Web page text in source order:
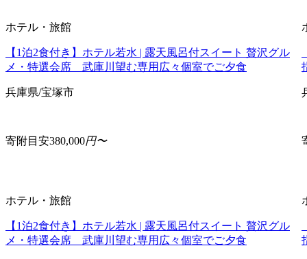
ホテル・旅館
【1泊2食付き】ホテル若水 | 露天風呂付スイート 贅沢グル
メ・特選会席 武庫川望む専用広々個室でご夕食
兵庫県/宝塚市
寄附目安380,000円〜
ホテル・旅館
【1泊2食付き】ホテル若水 | 露天風呂付スイート 贅沢グル
メ・特選会席 武庫川望む専用広々個室でご夕食